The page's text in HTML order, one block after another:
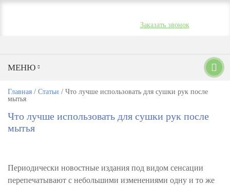
Заказать звонок
МЕНЮ
Главная / Статьи / Что лучше использовать для сушки рук после
мытья
Что лучше использовать для сушки рук после
мытья
Периодически новостные издания под видом сенсации
перепечатывают с небольшими изменениями одну и то же